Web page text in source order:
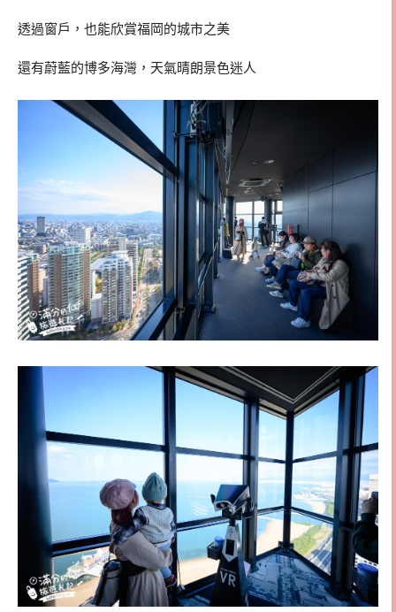
透過窗戶，也能欣賞福岡的城市之美
還有蔚藍的博多海灣，天氣晴朗景色迷人